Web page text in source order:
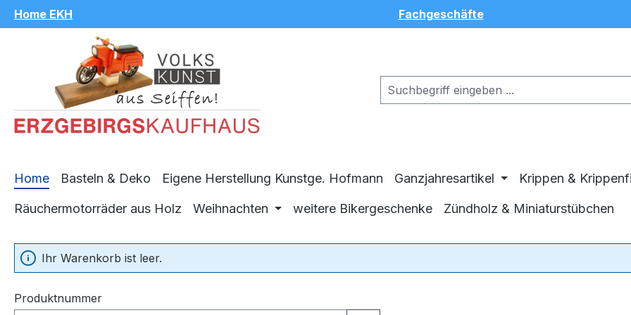
Zum Hauptinhalt springen
Home EKH Fachgeschäfte
Home Basteln & Deko Eigene Herstellung Kunstge. Hofmann Ganzjahresartikel Krippen &
Räuchermotorräder aus Holz Weihnachten weitere Bikergeschenke Zündholz & Miniaturstübchen
Ihr Warenkorb ist leer.
Produktnummer